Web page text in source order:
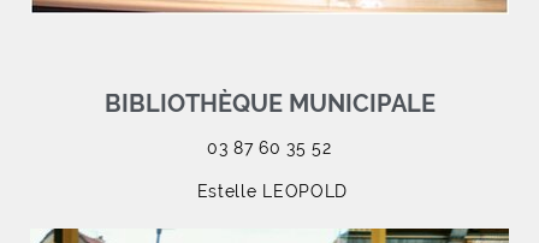
BIBLIOTHÈQUE MUNICIPALE
03 87 60 35 52
Estelle LEOPOLD